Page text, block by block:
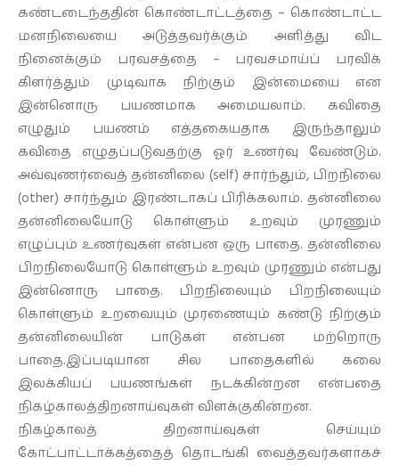
கண்டடைந்ததின் கொண்டாட்டத்தை – கொண்டாட்ட
மனநிலையை அடுத்தவர்க்கும் அளித்து விட
நினைக்கும் பரவசத்தை – பரவசமாய்ப் பரவிக்
கிளர்த்தும் முடிவாக நிற்கும் இன்மையை என
இன்னொரு பயணமாக அமையலாம். கவிதை
எழுதும் பயணம் எத்தகையதாக இருந்தாலும்
கவிதை எழுதப்படுவதற்கு ஓர் உணர்வு வேண்டும்.
அவ்வுணர்வைத் தன்னிலை (self) சார்ந்தும், பிறநிலை
(other) சார்ந்தும் இரண்டாகப் பிரிக்கலாம். தன்னிலை
தன்னிலையோடு கொள்ளும் உறவும் முரணும்
எழுப்பும் உணர்வுகள் என்பன ஒரு பாதை. தன்னிலை
பிறநிலையோடு கொள்ளும் உறவும் முரணும் என்பது
இன்னொரு பாதை. பிறநிலையும் பிறநிலையும்
கொள்ளும் உறவையும் முரணையும் கண்டு நிற்கும்
தன்னிலையின் பாடுகள் என்பன மற்றொரு
பாதை.இப்படியான சில பாதைகளில் கலை
இலக்கியப் பயணங்கள் நடக்கின்றன என்பதை
நிகழ்காலத்திறனாய்வுகள் விளக்குகின்றன.
நிகழ்காலத் திறனாய்வுகள் செய்யும்
கோட்பாட்டாக்கத்தைத் தொடங்கி வைத்தவர்களாகச்